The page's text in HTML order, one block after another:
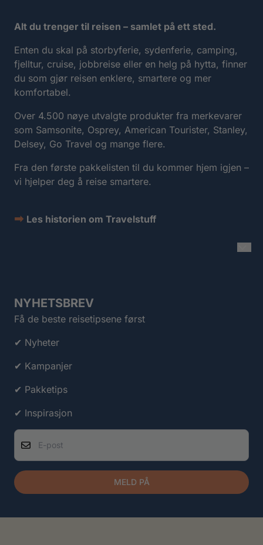
Alt du trenger til reisen – samlet på ett sted.
Enten du skal på storbyferie, sydenferie, camping,
fjelltur, cruise, jobbreise eller en helg på hytta, finner
du som gjør reisen enklere, smartere og mer
komfortabel.
Over 4.500 nøye utvalgte produkter fra merkevarer
som Samsonite, Osprey, American Tourister, Stanley,
Delsey, Go Travel og mange flere.
Fra den første pakkelisten til du kommer hjem igjen –
vi hjelper deg å reise smartere.
➡ Les historien om Travelstuff
NYHETSBREV
Få de beste reisetipsene først
✔ Nyheter
✔ Kampanjer
✔ Pakketips
✔ Inspirasjon
E-post
MELD PÅ